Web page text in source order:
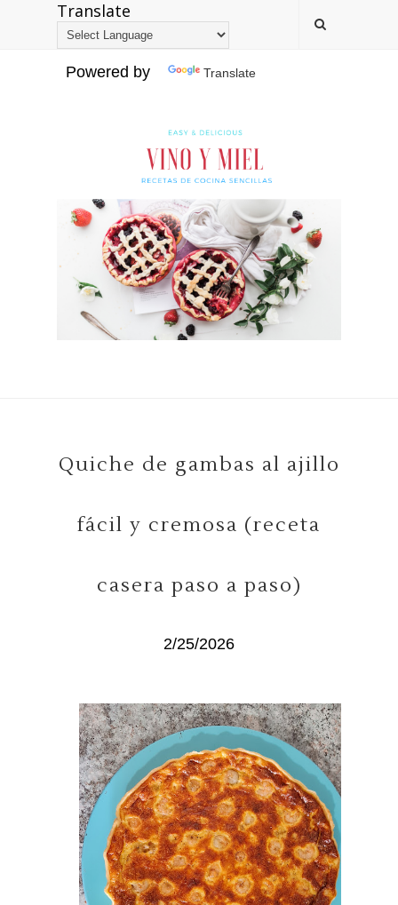
Translate
Powered by Translate
Quiche de gambas al ajillo
fácil y cremosa (receta
casera paso a paso)
2/25/2026